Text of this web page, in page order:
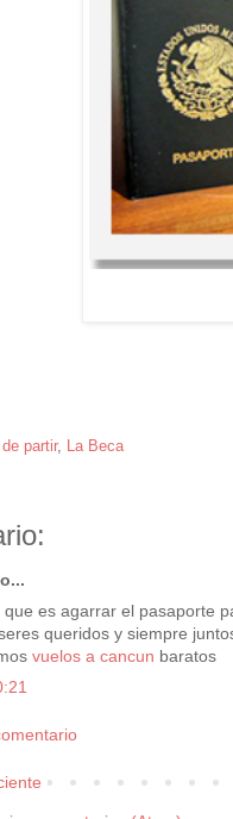
partir, La Beca
que es agarrar el pasaporte
queridos y siempre
vuelos a cancun baratos